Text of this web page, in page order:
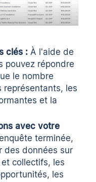
clés : À l'aide de
pouvez répondre
le nombre
représentants, les
et la
avec votre
terminée,
des données sur
collectifs, les
les